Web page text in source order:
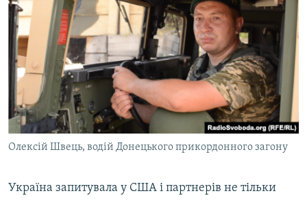
Олексій Швець, водій Донецького прикордонного загону
Україна запитувала у США і партнерів не тільки